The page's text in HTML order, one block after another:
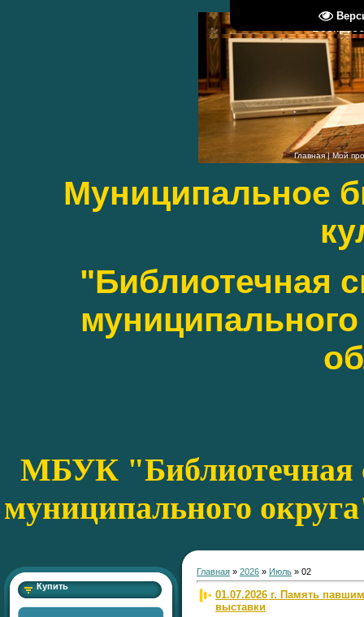
Главная|Мой
Муниципальное
"Библиотечная
МБУК "Библиотечная
муниципального
Купить
Главная » 2026 » Июль » 02
01.07.2026 г. Память
выставки